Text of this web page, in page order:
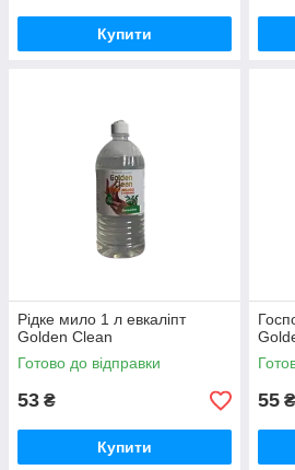
Купити
Рідке мило 1 л евкаліпт
Golden Clean
Готово до відправки
53 ₴
Купити
55 ₴